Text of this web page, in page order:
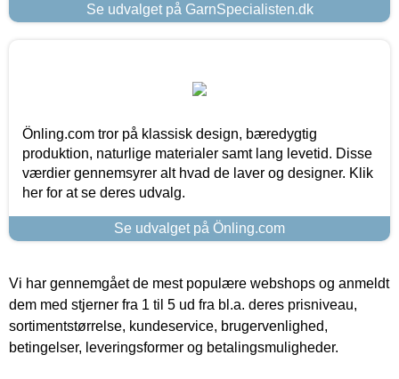
Se udvalget på GarnSpecialisten.dk
Önling.com tror på klassisk design, bæredygtig
produktion, naturlige materialer samt lang levetid. Disse
værdier gennemsyrer alt hvad de laver og designer. Klik
her for at se deres udvalg.
Se udvalget på Önling.com
Vi har gennemgået de mest populære webshops og anmeldt
dem med stjerner fra 1 til 5 ud fra bl.a. deres prisniveau,
sortimentstørrelse, kundeservice, brugervenlighed,
betingelser, leveringsformer og betalingsmuligheder.